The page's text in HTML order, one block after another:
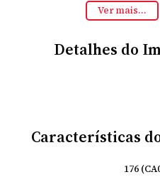
#sustentabilidade
Ver mais...
Detalhes do
Características
176